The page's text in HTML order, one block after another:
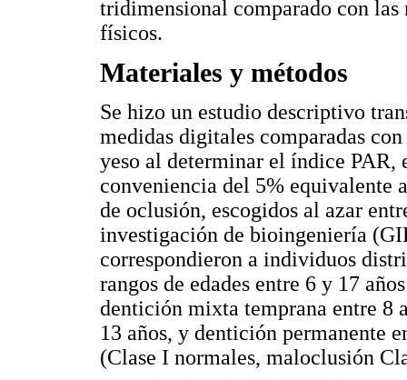
tridimensional comparado con las
físicos.
Materiales y métodos
Se hizo un estudio descriptivo
medidas digitales comparadas
yeso al determinar el índice PAR,
conveniencia del 5% equivalente
de oclusión, escogidos al azar
investigación de bioingeniería
correspondieron a individuos
rangos de edades entre 6 y 17
dentición mixta temprana entre 8
13 años, y dentición permanente
(Clase I normales, maloclusión